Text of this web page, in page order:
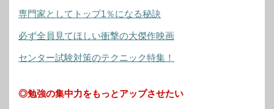
専門家としてトップ1％になる秘訣
必ず全員見てほしい衝撃の大傑作映画
センター試験対策のテクニック特集！
◎勉強の集中力をもっとアップさせたい